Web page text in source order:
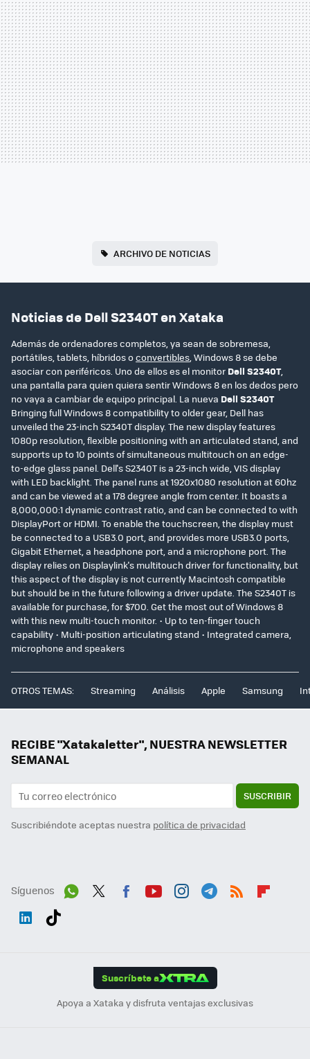
ARCHIVO DE NOTICIAS
Noticias de Dell S2340T en Xataka
Además de ordenadores completos, ya sean de sobremesa,
portátiles, tablets, híbridos o convertibles, Windows 8 se debe
asociar con periféricos. Uno de ellos es el monitor Dell S2340T,
una pantalla para quien quiera sentir Windows 8 en los dedos pero
no vaya a cambiar de equipo principal. La nueva Dell S2340T
Bringing full Windows 8 compatibility to older gear, Dell has
unveiled the 23-inch S2340T display. The new display features
1080p resolution, flexible positioning with an articulated stand, and
supports up to 10 points of simultaneous multitouch on an edge-
to-edge glass panel. Dell's S2340T is a 23-inch wide, VIS display
with LED backlight. The panel runs at 1920x1080 resolution at 60hz
and can be viewed at a 178 degree angle from center. It boasts a
8,000,000:1 dynamic contrast ratio, and can be connected to with
DisplayPort or HDMI. To enable the touchscreen, the display must
be connected to a USB3.0 port, and provides more USB3.0 ports,
Gigabit Ethernet, a headphone port, and a microphone port. The
display relies on Displaylink's multitouch driver for functionality, but
this aspect of the display is not currently Macintosh compatible
but should be in the future following a driver update. The S2340T is
available for purchase, for $700. Get the most out of Windows 8
with this new multi-touch monitor. • Up to ten-finger touch
capability • Multi-position articulating stand • Integrated camera,
microphone and speakers
OTROS TEMAS: Streaming Análisis Apple Samsung
RECIBE "Xatakaletter", NUESTRA NEWSLETTER
SEMANAL
SUSCRIBIR
Suscribiéndote aceptas nuestra política de privacidad
Síguenos
Suscríbete a
Apoya a Xataka y disfruta ventajas exclusivas